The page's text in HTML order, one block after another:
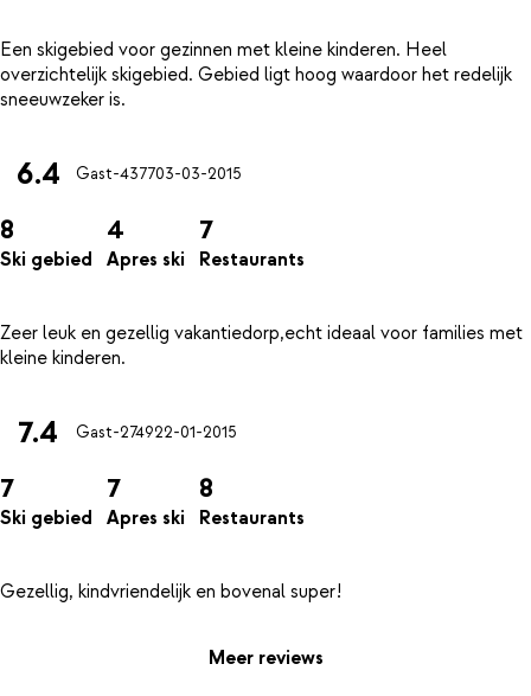
Een skigebied voor gezinnen met kleine kinderen. Heel
overzichtelijk skigebied. Gebied ligt hoog waardoor het redelijk
6.4 Gast-437703-03-2015
8
Ski gebied
4
Apres ski
7
Restaurants
Zeer leuk en gezellig vakantiedorp,echt ideaal voor families met
7.4 Gast-274922-01-2015
7
Ski gebied
7
Apres ski
8
Restaurants
Meer reviews